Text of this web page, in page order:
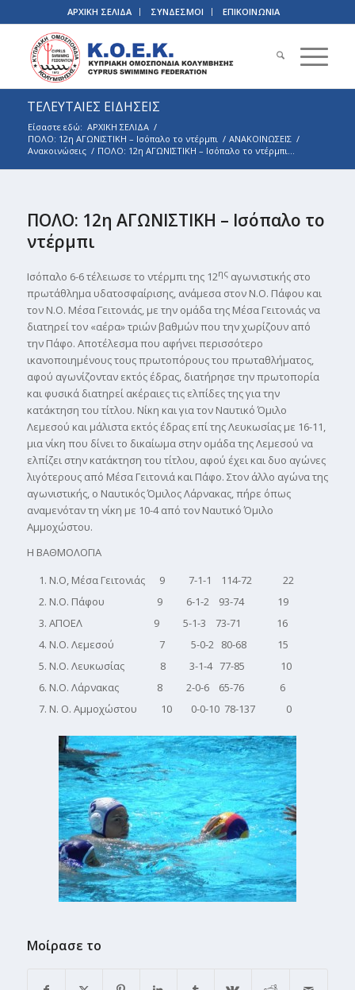
ΑΡΧΙΚΗ ΣΕΛΙΔΑ ΣΥΝΔΕΣΜΟΙ ΕΠΙΚΟΙΝΩΝΙΑ
ΤΕΛΕΥΤΑΙΕΣ ΕΙΔΗΣΕΙΣ
Είσαστε εδώ: ΑΡΧΙΚΗ ΣΕΛΙΔΑ /
ΠΟΛΟ: 12η ΑΓΩΝΙΣΤΙΚΗ – Ισόπαλο το ντέρμπι / ΑΝΑΚΟΙΝΩΣΕΙΣ /
Ανακοινώσεις / ΠΟΛΟ: 12η ΑΓΩΝΙΣΤΙΚΗ – Ισόπαλο το ντέρμπι...
ΠΟΛΟ: 12η ΑΓΩΝΙΣΤΙΚΗ – Ισόπαλο το
ντέρμπι
Ισόπαλο 6-6 τέλειωσε το ντέρμπι της 12ηςαγωνιστικής στο
πρωτάθλημα υδατοσφαίρισης, ανάμεσα στον Ν.Ο. Πάφου και
τον Ν.Ο. Μέσα Γειτονιάς, με την ομάδα της Μέσα Γειτονιάς να
διατηρεί τον «αέρα» τριών βαθμών που την χωρίζουν από
την Πάφο. Αποτέλεσμα που αφήνει περισσότερο
ικανοποιημένους τους πρωτοπόρους του πρωταθλήματος,
αφού αγωνίζονταν εκτός έδρας, διατήρησε την πρωτοπορία
και φυσικά διατηρεί ακέραιες τις ελπίδες της για την
κατάκτηση του τίτλου. Νίκη και για τον Ναυτικό Όμιλο
Λεμεσού και μάλιστα εκτός έδρας επί της Λευκωσίας με 16-11,
μια νίκη που δίνει το δικαίωμα στην ομάδα της Λεμεσού να
ελπίζει στην κατάκτηση του τίτλου, αφού έχει και δυο αγώνες
λιγότερους από Μέσα Γειτονιά και Πάφο. Στον άλλο αγώνα της
αγωνιστικής, ο Ναυτικός Όμιλος Λάρνακας, πήρε όπως
αναμενόταν τη νίκη με 10-4 από τον Ναυτικό Όμιλο
Αμμοχώστου.
Η ΒΑΘΜΟΛΟΓΙΑ
Ν.Ο, Μέσα Γειτονιάς 9 7-1-1 114-72 22
Ν.Ο. Πάφου 9 6-1-2 93-74 19
ΑΠΟΕΛ 9 5-1-3 73-71 16
Ν.Ο. Λεμεσού 7 5-0-2 80-68 15
Ν.Ο. Λευκωσίας 8 3-1-4 77-85 10
Ν.Ο. Λάρνακας 8 2-0-6 65-76 6
Ν. Ο. Αμμοχώστου 10 0-0-10 78-137 0
Μοίρασε το